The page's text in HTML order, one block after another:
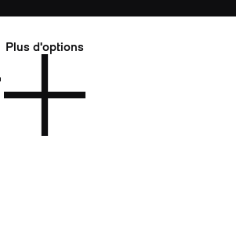
Plus d'options